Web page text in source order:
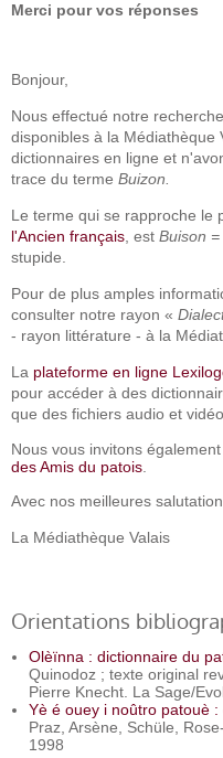
Merci pour vos réponses
Bonjour,
Nous effectué notre
disponibles à la Médiathèque
dictionnaires en ligne et
trace du terme Buizon.
Le terme qui se rapproche le
l'Ancien français , est Buison =
stupide.
Pour de plus amples
consulter notre rayon «
- rayon littérature - à la
La plateforme en ligne
pour accéder à des
que des fichiers audio et
Nous vous invitons
des Amis du patois
Avec nos meilleures
La Médiathèque Valais
Orientations
Olèïnna : dictionnaire du
Quinodoz ; texte original
Pierre Knecht. La Sage/
Yè é ouey i noûtro patouè
Praz, Arsène, Schüle,
1998